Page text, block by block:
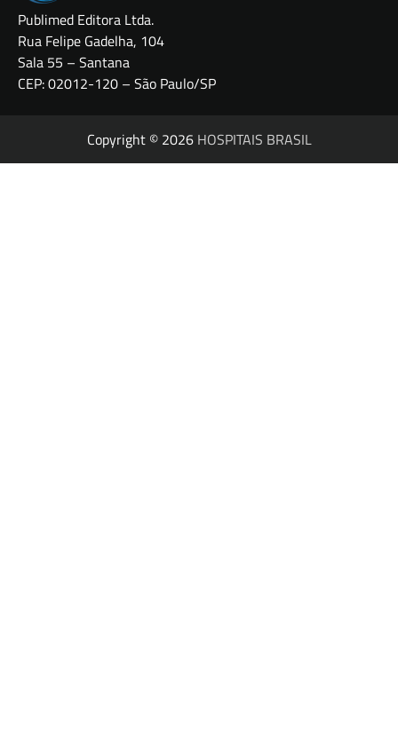
Publimed Editora Ltda.
Rua Felipe Gadelha, 104
Sala 55 – Santana
CEP: 02012-120 – São Paulo/SP
Copyright © 2026 HOSPITAIS BRASIL